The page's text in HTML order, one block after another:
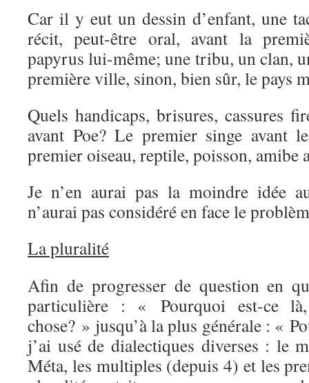
Car il y eut un dessin d’enfant, une
récit, peut-être oral, avant la
papyrus lui-même; une tribu, un clan,
première ville, sinon, bien sûr, le pays
Quels handicaps, brisures, cassures
avant Poe? Le premier singe avant
premier oiseau, reptile, poisson, amibe
Je n’en aurai pas la moindre idée
n’aurai pas considéré en face le
La pluralité
Afin de progresser de question en
particulière : « Pourquoi est-ce
chose? » jusqu’à la plus générale : «
j’ai usé de dialectiques diverses : le
Méta, les multiples (depuis 4) et les